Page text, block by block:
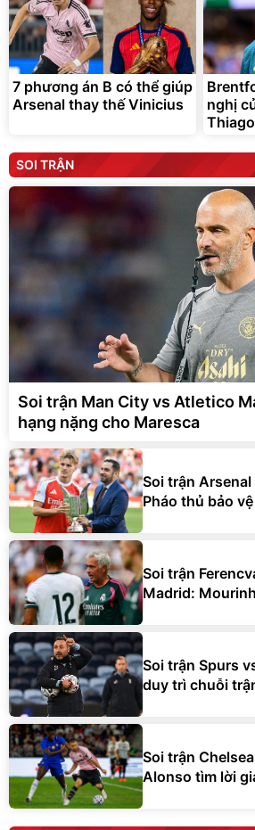
7 phương án B có thể giúp
Arsenal thay thế Vinicius
nghị
Thiago
SOI TRẬN
Soi trận Man City vs Atletico
hạng nặng cho Maresca
Soi trận
Pháo thủ bảo
Soi trận
Madrid:
Soi trận Spurs
duy trì chuỗi
Soi trận
Alonso tìm lời